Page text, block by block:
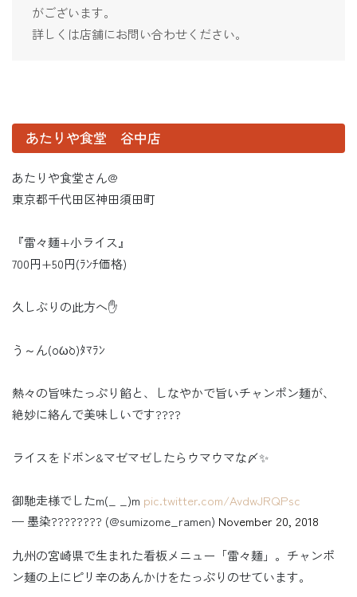
がございます。
詳しくは店舗にお問い合わせください。
あたりや食堂 谷中店
あたりや食堂さん@
東京都千代田区神田須田町
『雷々麺+小ライス』
700円+50円(ﾗﾝﾁ価格)
久しぶりの此方へ✋
う～ん(о´ω`о)ﾀﾏﾗﾝ
熱々の旨味たっぷり餡と、しなやかで旨いチャンポン麺が、
絶妙に絡んで美味しいです????
ライスをドボン&マゼマゼしたらウマウマな〆✨
御馳走様でしたm(_ _)m pic.twitter.com/AvdwJRQPsc
— 墨染???????? (@sumizome_ramen) November 20, 2018
九州の宮崎県で生まれた看板メニュー「雷々麺」。チャンポ
ン麺の上にピリ辛のあんかけをたっぷりのせています。